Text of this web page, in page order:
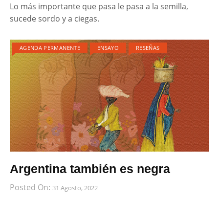
Lo más importante que pasa le pasa a la semilla,
sucede sordo y a ciegas.
AGENDA PERMANENTE ENSAYO RESEÑAS
Argentina también es negra
Posted On: 31 Agosto, 2022